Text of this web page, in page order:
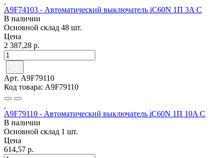
A9F74103 - Автоматический выключатель iC60N 1П 3A C
В наличии
Основной склад 48 шт.
Цена
2 387,28 р.
Арт. A9F79110
Код товара: A9F79110
A9F79110 - Автоматический выключатель iC60N 1П 10A C
В наличии
Основной склад 1 шт.
Цена
614,57 р.